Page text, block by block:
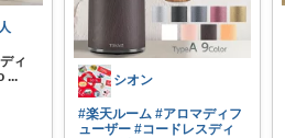
ィ
...
シオン
#楽天ルーム #アロマディフ
ューザー #コードレスディ